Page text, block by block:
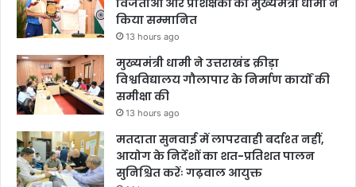
किया सम्मानित
13 hours ago
मुख्यमंत्री धामी ने उत्तराखंड क्रीड़ा
विश्वविद्यालय गौलापार के निर्माण कार्यों की
समीक्षा की
13 hours ago
मतदाता सुनवाई में लापरवाही बर्दाश्त नहीं,
आयोग के निर्देशों का शत-प्रतिशत पालन
सुनिश्चित करेंः गढ़वाल आयुक्त